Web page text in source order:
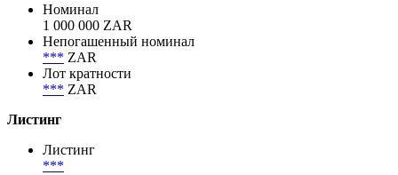
Номинал
1 000 000 ZAR
Непогашенный номинал
*** ZAR
Лот кратности
*** ZAR
Листинг
Листинг
***